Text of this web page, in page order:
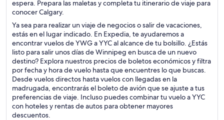
espera. Prepara las maletas y completa tu itinerario de viaje para
conocer Calgary.
Ya sea para realizar un viaje de negocios o salir de vacaciones,
estás en el lugar indicado. En Expedia, te ayudaremos a
encontrar vuelos de YWG a YYC al alcance de tu bolsillo. ¿Estás
listo para salir unos días de Winnipeg en busca de un nuevo
destino? Explora nuestros precios de boletos económicos y filtra
por fecha y hora de vuelo hasta que encuentres lo que buscas.
Desde vuelos directos hasta vuelos con llegadas en la
madrugada, encontrarás el boleto de avión que se ajuste a tus
preferencias de viaje. Incluso puedes combinar tu vuelo a YYC
con hoteles y rentas de autos para obtener mayores
descuentos.